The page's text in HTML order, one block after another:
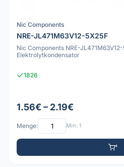
Nic Components
NRE-JL471M63V12-5X25F
Nic Components NRE-
Elektrolytkondensator
1826
1.56€ – 2.19€
Menge: Min: 1